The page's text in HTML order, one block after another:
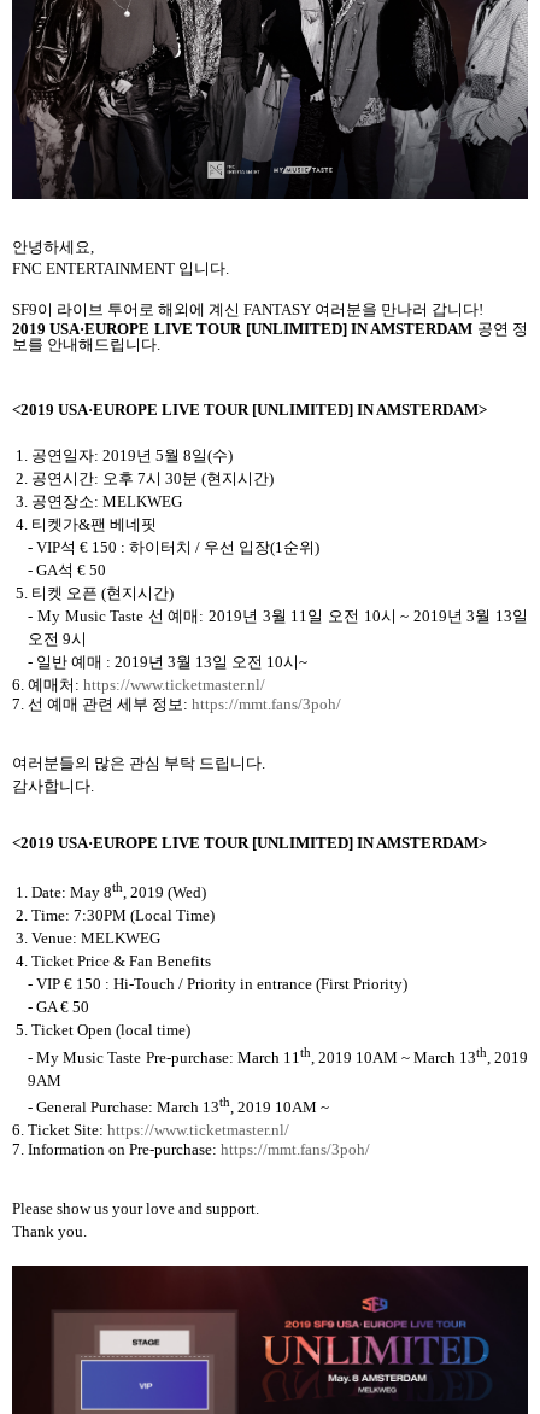
안녕하세요,
FNC ENTERTAINMENT 입니다.
SF9이 라이브 투어로 해외에 계신 FANTASY 여러분을 만나러 갑니다!
2019 USA·EUROPE LIVE TOUR [UNLIMITED] IN AMSTERDAM 공연 정
보를 안내해드립니다.
<2019 USA·EUROPE LIVE TOUR [UNLIMITED] IN AMSTERDAM>
1. 공연일자: 2019년 5월 8일(수)
2. 공연시간: 오후 7시 30분 (현지시간)
3. 공연장소: MELKWEG
4. 티켓가&팬 베네핏
- VIP석€ 150 :하이터치/ 우선 입장(1순위)
- GA석€ 50
5. 티켓 오픈 (현지시간)
- My Music Taste 선 예매 : 2019년 3월 11일 오전 10시~ 2019년3월 13일
오전 9시
- 일반 예매 : 2019년3월 13일 오전 10시~
6. 예매처 : https://www.ticketmaster.nl/
7. 선 예매 관련 세부 정보: https://mmt.fans/3poh/
여러분들의 많은 관심 부탁 드립니다.
감사합니다.
<2019 USA·EUROPE LIVE TOUR [UNLIMITED] IN AMSTERDAM>
1. Date: May 8th, 2019 (Wed)
2. Time: 7:30PM (Local Time)
3. Venue: MELKWEG
4. Ticket Price & Fan Benefits
- VIP€ 150 : Hi-Touch / Priority in entrance (First Priority)
- GA€ 50
5. Ticket Open (local time)
- My Music Taste Pre-purchase: March 11 th, 2019 10AM ~ March 13th, 2019
9AM
- General Purchase: March 13th, 2019 10AM ~
6. Ticket Site: https://www.ticketmaster.nl/
7. Information on Pre-purchase: https://mmt.fans/3poh/
Please show us your love and support.
Thank you.